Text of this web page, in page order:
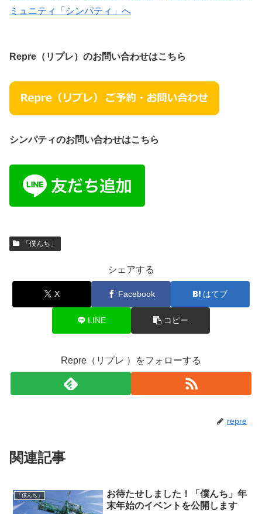
ミュニティ「シンパティ」へ
Repre（リプレ）のお問い合わせはこちら
シンパティのお問い合わせはこちら
「僕んち」
シェアする
X Facebook はてブ
LINE コピー
Repre（リプレ ）をフォローする
repre
関連記事
「僕んち」
お待たせしました！「僕んち」年
末年始のイベントを公開します